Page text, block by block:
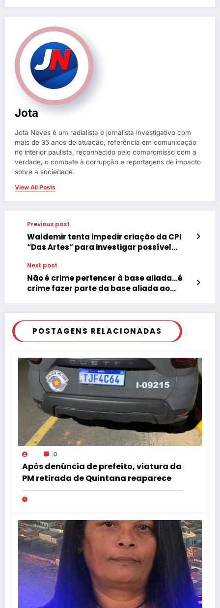
Jota
Jota Neves é um radialista e jornalista investigativo com
mais de 35 anos de atuação, referência em comunicação
no interior paulista, reconhecido pelo compromisso com a
verdade, o combate à corrupção e reportagens de impacto
sobre a sociedade.
View All Posts
Previous post
Waldemir tenta impedir criação da CPI
“Das Artes” para investigar possível
Next post
Não é crime pertencer à base aliada…é
crime fazer parte da base aliada ao
POSTAGENS RELACIONADAS
0
Após denúncia de prefeito, viatura da
PM retirada de Quintana reaparece